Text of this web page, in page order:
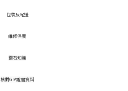
包裝及配送
維修保養
鑽石知識
核對GIA證書資料